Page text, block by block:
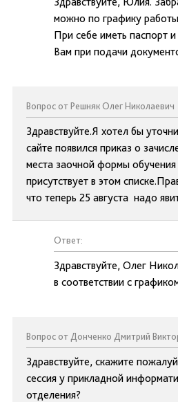
можно по графику
При себе иметь паспорт
Вам при подачи
Вопрос от Решняк Олег Николаевич
Здравствуйте.Я хотел бы
сайте появился приказ о
места заочной формы
присутствует в этом
что теперь 25 августа надо
Ответ:
Здравствуйте, Олег
в соответствии с
Вопрос от Донченко Дмитрий
Здравствуйте, скажите
сессия у прикладной
отделения?